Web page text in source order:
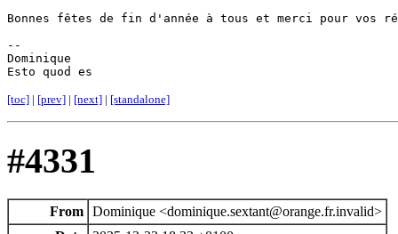
Bonnes fêtes de fin d'année à tous et merci pour vos
--
Dominique
Esto quod es
[toc] | [prev] | [next] | [standalone]
#4331
From Dominique <dominique.sextant@orange.fr.invalid>